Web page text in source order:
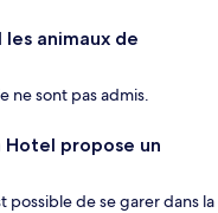
animaux de
ne sont pas admis.
Hotel propose un
possible de se garer dans la